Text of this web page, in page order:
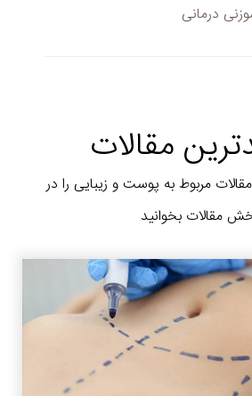
درمانی
مقالات
مربوط به پوست و زیبایی را در
مقالات بخوانید